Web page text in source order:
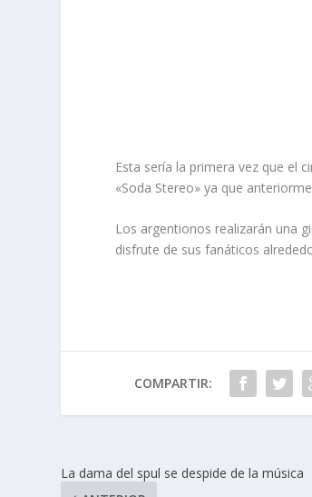
Esta sería la primera vez que el
«Soda Stereo» ya que
Los argentionos realizarán una
disfrute de sus fanáticos
COMPARTIR:
La dama del spul se despide de la música